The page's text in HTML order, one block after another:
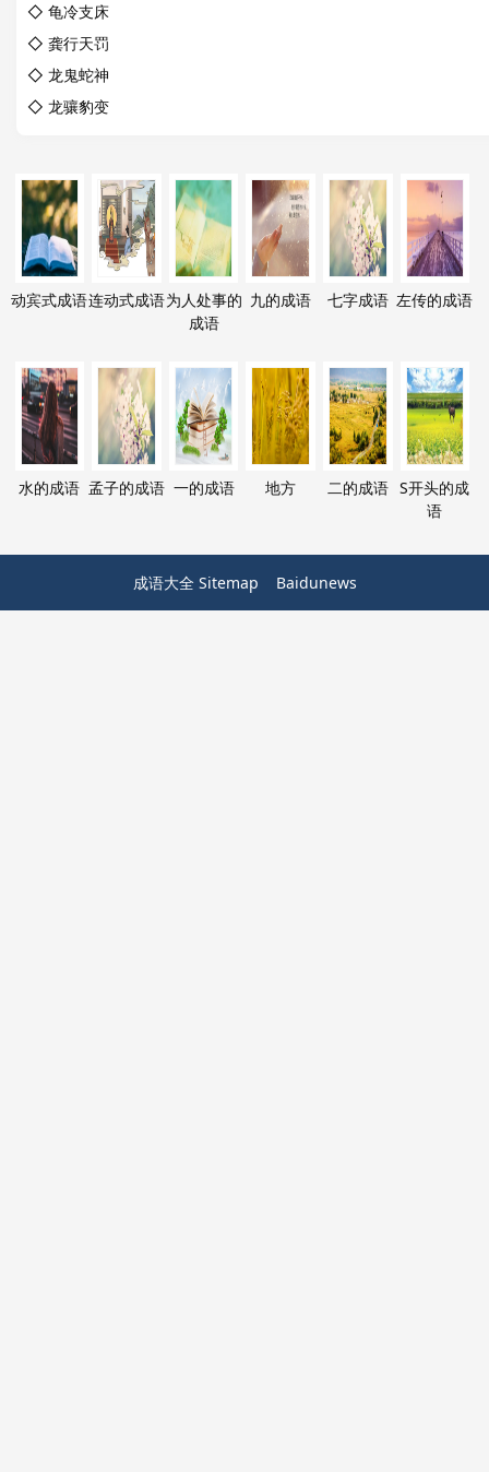
◇ 龟冷支床
◇ 龚行天罚
◇ 龙鬼蛇神
◇ 龙骧豹变
动宾式成语连动式成语为人处事的
成语
九的成语 七字成语 左传的成语
水的成语 孟子的成语 一的成语 地方 二的成语 S开头的成
语
成语大全 Sitemap Baidunews